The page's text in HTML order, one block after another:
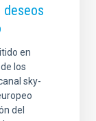
deseos
en
los
sky-
del